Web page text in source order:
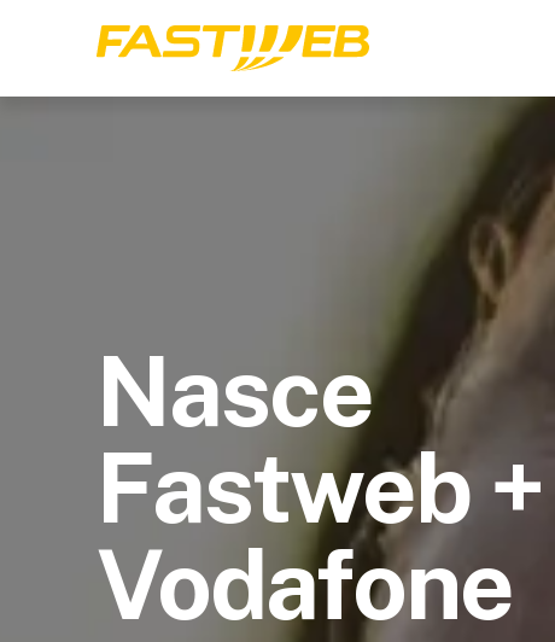
Nasce
Fastweb +
Vodafone